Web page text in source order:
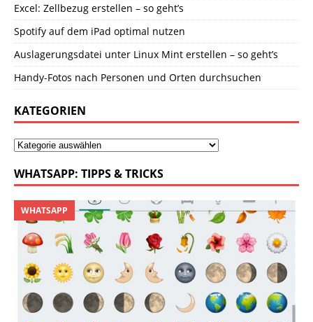
Excel: Zellbezug erstellen – so geht’s
Spotify auf dem iPad optimal nutzen
Auslagerungsdatei unter Linux Mint erstellen – so geht’s
Handy-Fotos nach Personen und Orten durchsuchen
KATEGORIEN
WHATSAPP: TIPPS & TRICKS
WHATSAPP